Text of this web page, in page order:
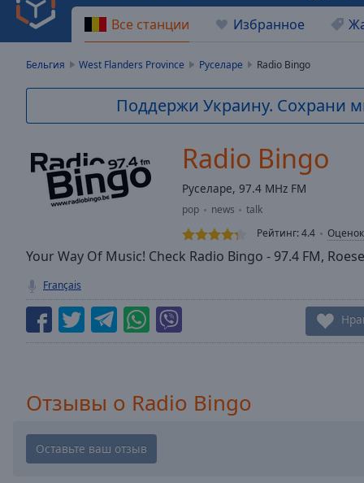
Backward
Skip
Current
Loaded:
Seek to
currently
behind
LIVE
Remaining
Time-
Playback
Chapters
Все станции Избранное
Бельгия West Flanders Province Руселаре Radio Bingo
Поддержи Украину. Сохрани
Radio Bingo
Руселаре, 97.4 MHz FM
pop news
talk
Рейтинг:4.4 Оценок
Your Way Of Music! Check Radio Bingo - 97.4 FM,
Français
Отзывы о Radio Bingo